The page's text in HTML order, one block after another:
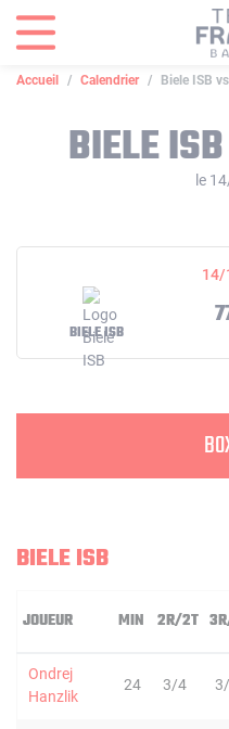
Accueil Calendrier Biele ISB
BIELE
le
14/
BIELE ISB
BIELE ISB
JOUEUR MIN 2R/2T
Ondrej
Hanzlik
24 3/4
Panneau de gestion des cookies